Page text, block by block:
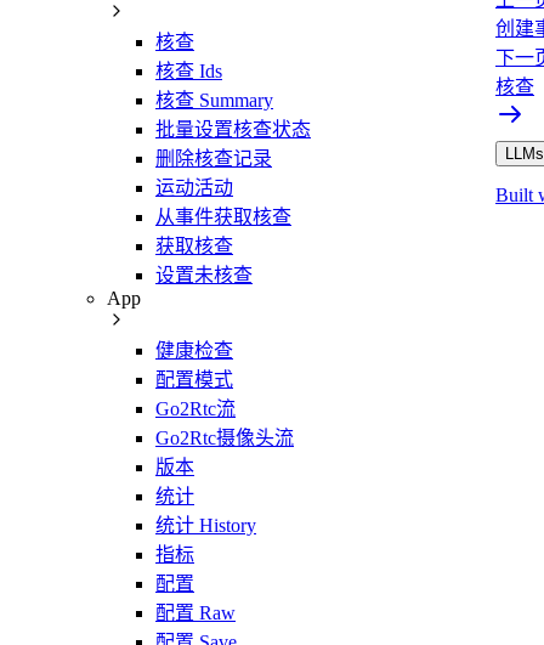
核查
核查 Ids
核查 Summary
批量设置核查状态
删除核查记录
运动活动
从事件获取核查
获取核查
设置未核查
App
健康检查
配置模式
Go2Rtc流
Go2Rtc摄像头流
版本
统计
统计 History
指标
配置
配置 Raw
创建
下一
核查
Built